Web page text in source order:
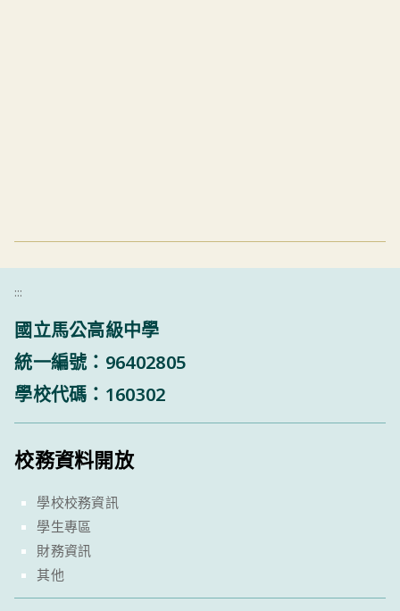
:::
國立馬公高級中學
統一編號：96402805
學校代碼：160302
校務資料開放
學校校務資訊
學生專區
財務資訊
其他